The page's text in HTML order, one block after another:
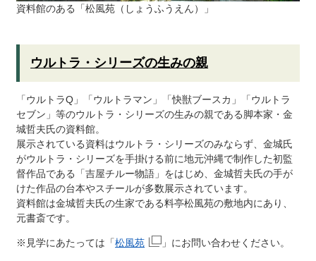
資料館のある「松風苑（しょうふうえん）」
ウルトラ・シリーズの生みの親
「ウルトラQ」「ウルトラマン」「快獣ブースカ」「ウルトラ
セブン」等のウルトラ・シリーズの生みの親である脚本家・金
城哲夫氏の資料館。
展示されている資料はウルトラ・シリーズのみならず、金城氏
がウルトラ・シリーズを手掛ける前に地元沖縄で制作した初監
督作品である「吉屋チルー物語」をはじめ、金城哲夫氏の手が
けた作品の台本やスチールが多数展示されています。
資料館は金城哲夫氏の生家である料亭松風苑の敷地内にあり、
元書斎です。
※見学にあたっては「松風苑 」にお問い合わせください。